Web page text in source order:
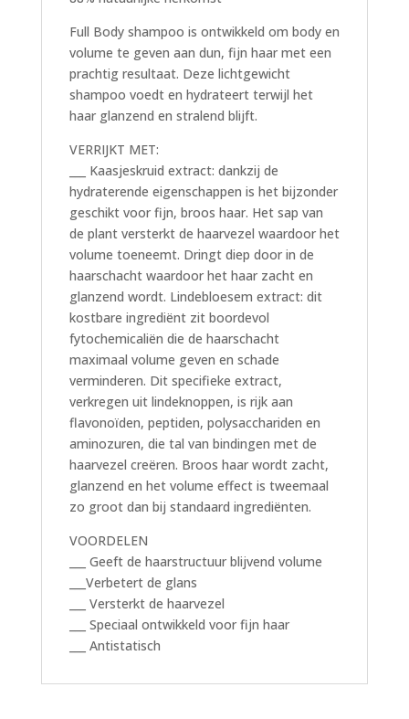
Full Body shampoo is ontwikkeld om body en
volume te geven aan dun, fijn haar met een
prachtig resultaat. Deze lichtgewicht
shampoo voedt en hydrateert terwijl het
haar glanzend en stralend blijft.
VERRIJKT MET:
___ Kaasjeskruid extract: dankzij de
hydraterende eigenschappen is het bijzonder
geschikt voor fijn, broos haar. Het sap van
de plant versterkt de haarvezel waardoor het
volume toeneemt. Dringt diep door in de
haarschacht waardoor het haar zacht en
glanzend wordt. Lindebloesem extract: dit
kostbare ingrediënt zit boordevol
fytochemicaliën die de haarschacht
maximaal volume geven en schade
verminderen. Dit specifieke extract,
verkregen uit lindeknoppen, is rijk aan
flavonoïden, peptiden, polysacchariden en
aminozuren, die tal van bindingen met de
haarvezel creëren. Broos haar wordt zacht,
glanzend en het volume effect is tweemaal
zo groot dan bij standaard ingrediënten.
VOORDELEN
___ Geeft de haarstructuur blijvend volume
___Verbetert de glans
___ Versterkt de haarvezel
___ Speciaal ontwikkeld voor fijn haar
___ Antistatisch